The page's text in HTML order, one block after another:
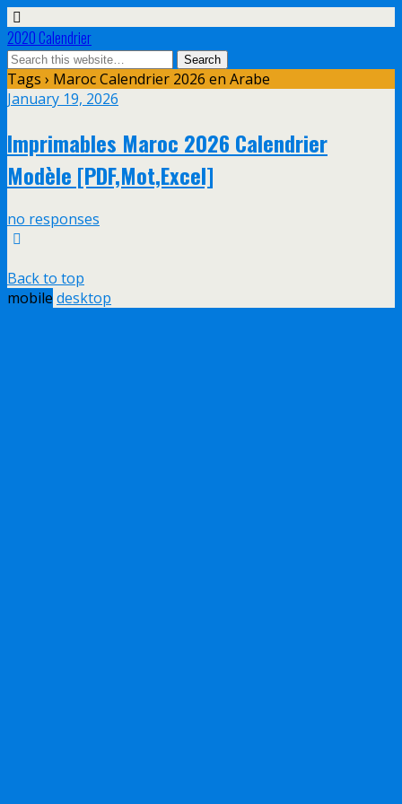
2020 Calendrier
Tags › Maroc Calendrier 2026 en Arabe
January 19, 2026
Imprimables Maroc 2026 Calendrier
Modèle [PDF,Mot,Excel]
no responses
Back to top
mobile desktop